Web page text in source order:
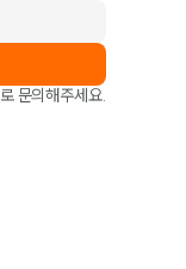
로 문의해주세요.